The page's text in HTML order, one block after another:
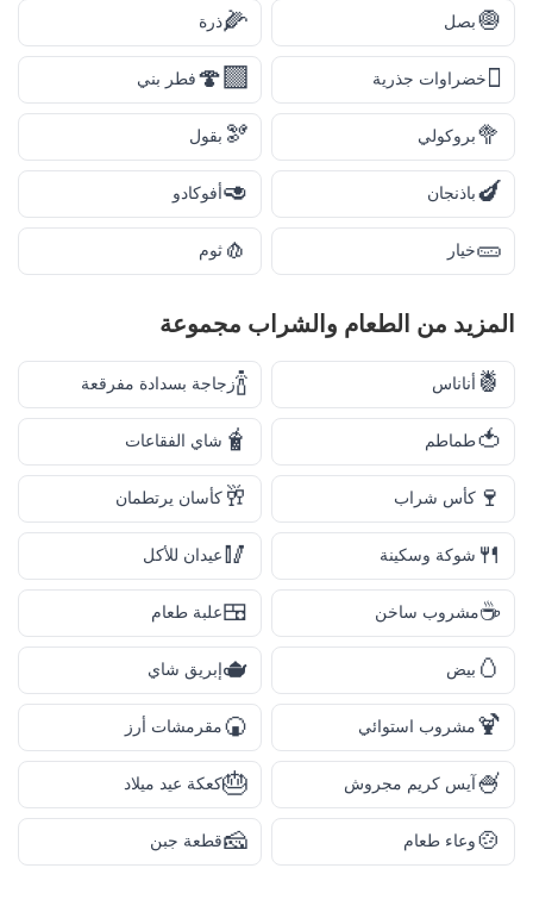
🧅بصل 🌽ذرة
🫜خضراوات جذرية 🍄‍🟫فطر بني
🥦بروكولي 🫘 بقول
🍆باذنجان 🥑أفوكادو
🥒خيار 🧄 ثوم
المزيد من الطعام والشراب مجموعة
🍍 أناناس 🍾زجاجة بسدادة مفرقعة
🍅طماطم 🧋 شاي الفقاعات
🍷 كأس شراب 🥂 كأسان يرتطمان
🍴 شوكة وسكينة 🥢عيدان للأكل
☕مشروب ساخن 🍱علبة طعام
🥚 بيض 🫖إبريق شاي
🍹مشروب استوائي 🍘مقرمشات أرز
🍧آيس كريم مجروش 🎂كعكة عيد ميلاد
🍲وعاء طعام 🧀قطعة جبن